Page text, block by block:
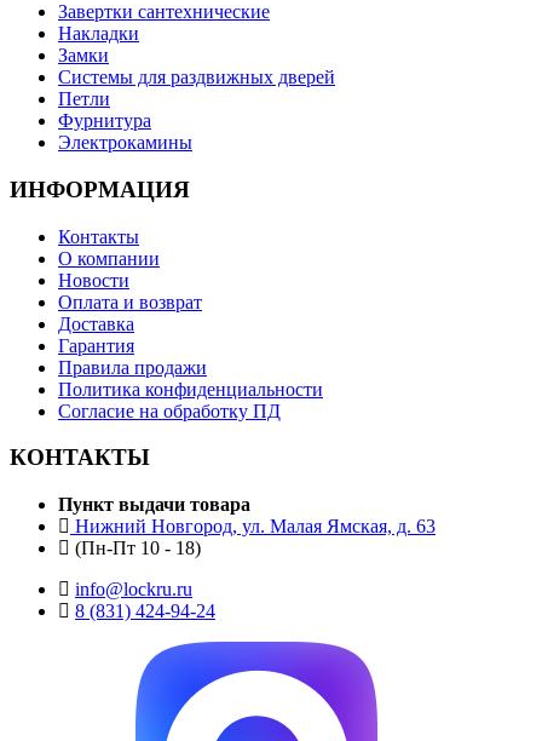
Завертки сантехнические
Накладки
Замки
Системы для раздвижных дверей
Петли
Фурнитура
Электрокамины
ИНФОРМАЦИЯ
Контакты
О компании
Новости
Оплата и возврат
Доставка
Гарантия
Правила продажи
Политика конфиденциальности
Согласие на обработку ПД
КОНТАКТЫ
Пункт выдачи товара
Нижний Новгород, ул. Малая Ямская, д. 63
(Пн-Пт 10 - 18)
info@lockru.ru
8 (831) 424-94-24